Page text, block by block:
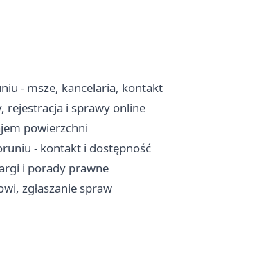
- msze, kancelaria, kontakt
rejestracja i sprawy online
powierzchni
- kontakt i dostępność
i porady prawne
zgłaszanie spraw